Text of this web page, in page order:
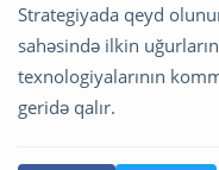
Strategiyada qeyd
sahəsində ilkin
texnologiyalarının
geridə qalır.